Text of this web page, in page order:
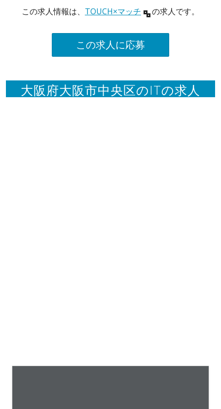
この求人情報は、 TOUCH×マッチ の求人です。
この求人に応募
大阪府大阪市中央区のITの求人